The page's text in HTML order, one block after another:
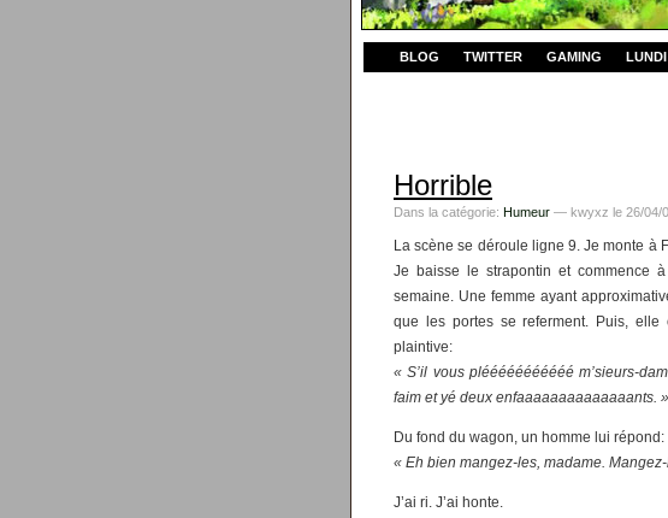
BLOG TWITTER GAMING LUNDI
Horrible
Dans la catégorie: Humeur — kwyxz le 26/04/
La scène se déroule ligne 9. Je monte à
Je baisse le strapontin et commence
semaine. Une femme ayant
que les portes se referment. Puis, elle
plaintive:
« S’il vous plééééééééééé m’sieurs-
faim et yé deux enfaaaaaaaaaaaaaants. »
Du fond du wagon, un homme lui répond:
« Eh bien mangez-les, madame.
J’ai ri. J’ai honte.